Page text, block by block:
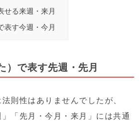
せる来週・来月
表す今週・今月
）で表す先週・先月
則性はありませんでしたが、
」「先月・今月・来月」には共通